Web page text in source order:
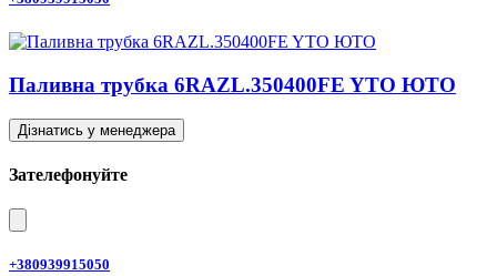
Паливна трубка 6RAZL.350400FE YTO ЮТО
Дізнатись у менеджера
Зателефонуйте
+380939915050